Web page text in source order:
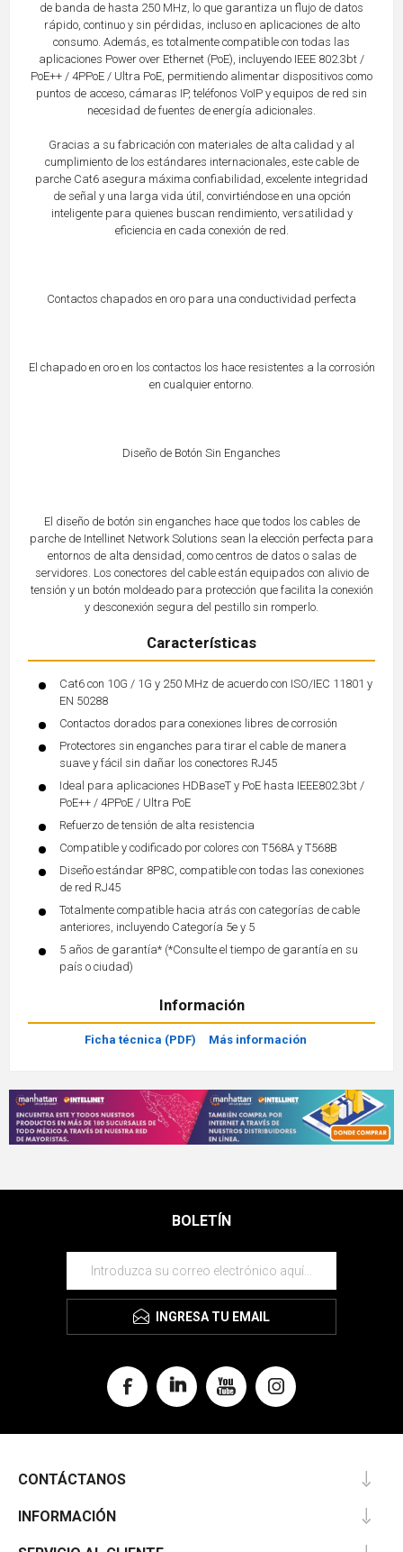
de banda de hasta 250 MHz, lo que garantiza un flujo de datos
rápido, continuo y sin pérdidas, incluso en aplicaciones de alto
consumo. Además, es totalmente compatible con todas las
aplicaciones Power over Ethernet (PoE), incluyendo IEEE 802.3bt /
PoE++ / 4PPoE / Ultra PoE, permitiendo alimentar dispositivos como
puntos de acceso, cámaras IP, teléfonos VoIP y equipos de red sin
necesidad de fuentes de energía adicionales.
Gracias a su fabricación con materiales de alta calidad y al
cumplimiento de los estándares internacionales, este cable de
parche Cat6 asegura máxima confiabilidad, excelente integridad
de señal y una larga vida útil, convirtiéndose en una opción
inteligente para quienes buscan rendimiento, versatilidad y
eficiencia en cada conexión de red.
Contactos chapados en oro para una conductividad perfecta
El chapado en oro en los contactos los hace resistentes a la corrosión
en cualquier entorno.
Diseño de Botón Sin Enganches
El diseño de botón sin enganches hace que todos los cables de
parche de Intellinet Network Solutions sean la elección perfecta para
entornos de alta densidad, como centros de datos o salas de
servidores. Los conectores del cable están equipados con alivio de
tensión y un botón moldeado para protección que facilita la conexión
y desconexión segura del pestillo sin romperlo.
Características
Cat6 con 10G / 1G y 250 MHz de acuerdo con ISO/IEC 11801 y
EN 50288
Contactos dorados para conexiones libres de corrosión
Protectores sin enganches para tirar el cable de manera
suave y fácil sin dañar los conectores RJ45
Ideal para aplicaciones HDBaseT y PoE hasta IEEE802.3bt /
PoE++ / 4PPoE / Ultra PoE
Refuerzo de tensión de alta resistencia
Compatible y codificado por colores con T568A y T568B
Diseño estándar 8P8C, compatible con todas las conexiones
de red RJ45
Totalmente compatible hacia atrás con categorías de cable
anteriores, incluyendo Categoría 5e y 5
5 años de garantía* (*Consulte el tiempo de garantía en su
país o ciudad)
Información
Ficha técnica (PDF) Más información
BOLETÍN
INGRESA TU EMAIL
CONTÁCTANOS
INFORMACIÓN